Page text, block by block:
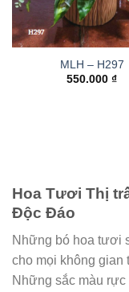
MLH – H297
550.000 ₫
Hoa Tươi Thị
Độc Đáo
Những bó hoa tươi
cho mọi không
Những sắc màu